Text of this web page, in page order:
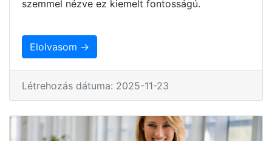
szemmel nézve ez kiemelt fontosságú.
Elolvasom →
Létrehozás dátuma: 2025-11-23